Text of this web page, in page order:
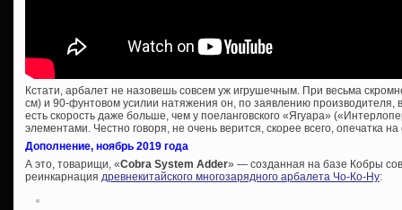
Кстати, арбалет не назовешь совсем уж игрушечным. При весьма
см) и 90-фунтовом усилии натяжения он, по заявлению производителя,
есть скорость даже больше, чем у поеланговского «Ягуара»
элементами. Честно говоря, не очень верится, скорее всего, опечатка
Дополнение, ноябрь 2019 года
А это, товарищи, «Cobra System Adder» — созданная на базе Кобры
реинкарнация древнекитайского многозарядного арбалета Чо-Ко-Ну: